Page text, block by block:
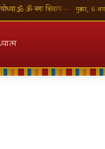
🕉 ॐ नमः शिवाय — सोमवार व्रत की
गुरुवार, 6